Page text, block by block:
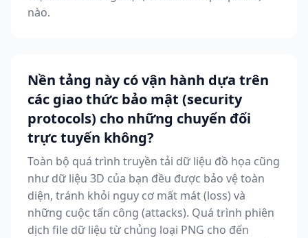
nào.
Nền tảng này có vận hành dựa trên
các giao thức bảo mật (security
protocols) cho những chuyển đổi
trực tuyến không?
Toàn bộ quá trình truyền tải dữ liệu đồ họa cũng
như dữ liệu 3D của bạn đều được bảo vệ toàn
diện, tránh khỏi nguy cơ mất mát (loss) và
những cuộc tấn công (attacks). Quá trình phiên
dịch file dữ liệu từ chủng loại PNG cho đến